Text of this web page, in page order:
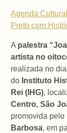
Agenda
Preto com
A palestra
artista no
realizada no
do Instituto
Rei (IHG),
Centro, São
promovida
Barbosa, em